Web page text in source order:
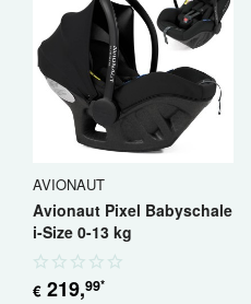
AVIONAUT
Avionaut Pixel Babyschale
i-Size 0-13 kg
€ 219,99*